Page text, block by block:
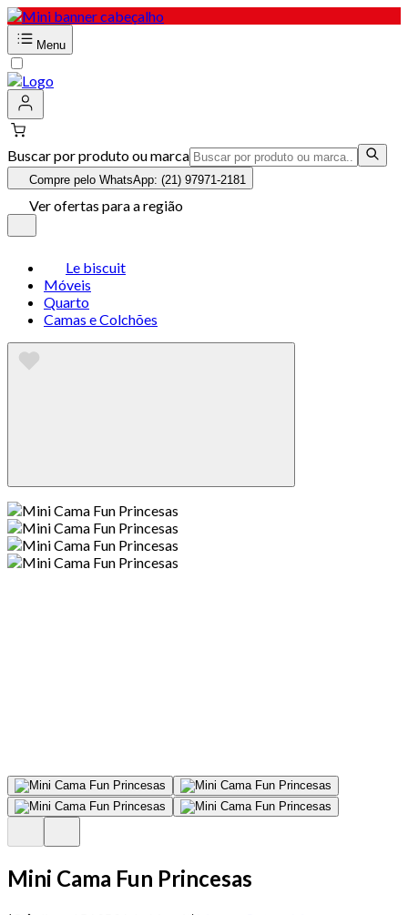
Menu
Buscar por produto ou marca
Compre pelo WhatsApp: (21) 97971-2181
Ver ofertas para a região
Le biscuit
Móveis
Quarto
Camas e Colchões
Mini Cama Fun Princesas